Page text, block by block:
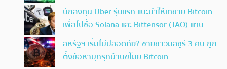
นักลงทุน Uber รุ่นแรก แนะนำให้เทขาย Bitcoin
เพื่อไปซื้อ Solana และ Bittensor (TAO) แทน
สหรัฐฯ เริ่มไม่ปลอดภัย? ชายชาวมิสซูรี 3 คน ถูก
ตั้งข้อหาบุกรุกบ้านขโมย Bitcoin